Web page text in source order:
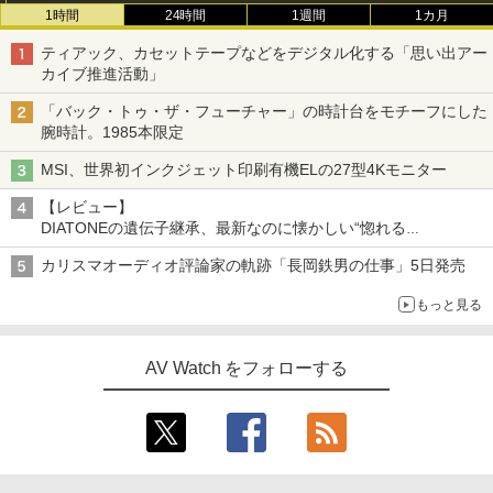
1時間 24時間 1週間 1カ月
ティアック、カセットテープなどをデジタル化する「思い出アー
カイブ推進活動」
「バック・トゥ・ザ・フューチャー」の時計台をモチーフにした
腕時計。1985本限定
MSI、世界初インクジェット印刷有機ELの27型4Kモニター
【レビュー】
DIATONEの遺伝子継承、最新なのに懐かしい“惚れる
音”Tecnologia e Cuore「DS-TC52B」を聴く
カリスマオーディオ評論家の軌跡「長岡鉄男の仕事」5日発売
もっと見る
AV Watch をフォローする